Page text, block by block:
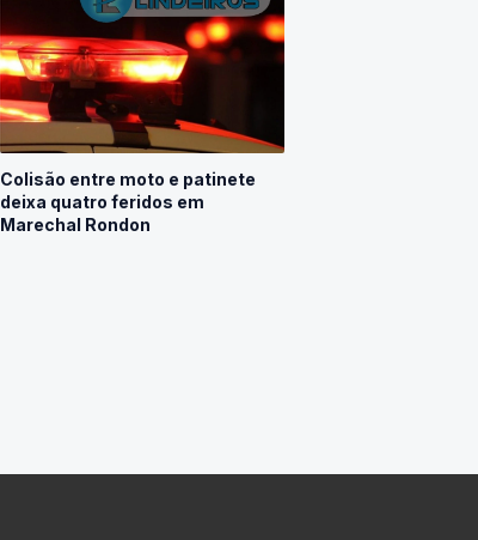
Colisão entre moto e patinete
deixa quatro feridos em
Marechal Rondon